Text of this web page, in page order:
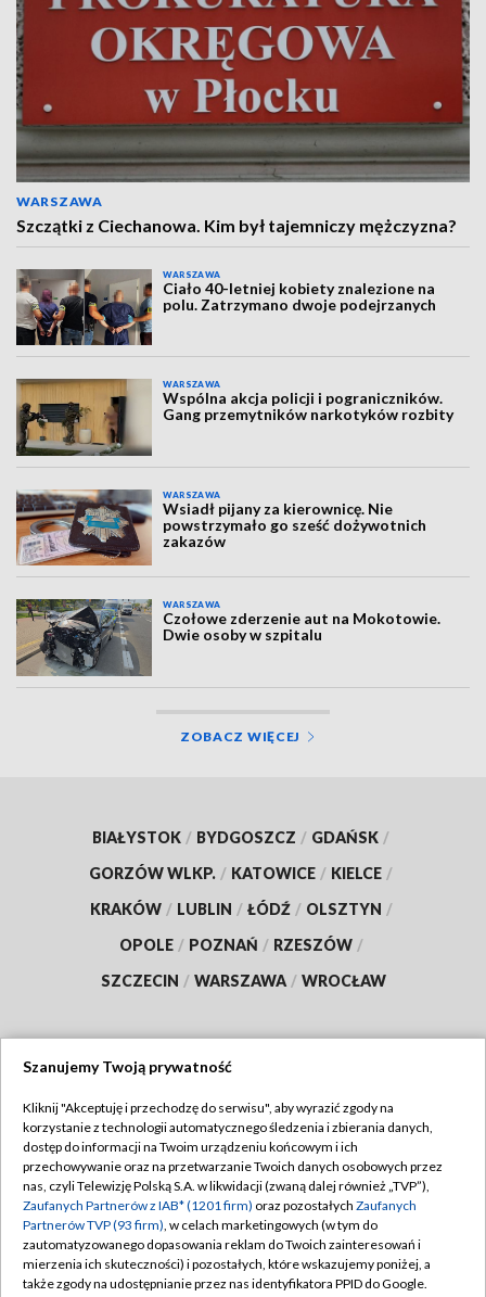
WARSZAWA
Szczątki z Ciechanowa. Kim był tajemniczy mężczyzna?
WARSZAWA
Ciało 40-letniej kobiety znalezione na
polu. Zatrzymano dwoje podejrzanych
WARSZAWA
Wspólna akcja policji i pograniczników.
Gang przemytników narkotyków rozbity
WARSZAWA
Wsiadł pijany za kierownicę. Nie
powstrzymało go sześć dożywotnich
zakazów
WARSZAWA
Czołowe zderzenie aut na Mokotowie.
Dwie osoby w szpitalu
ZOBACZ WIĘCEJ
BIAŁYSTOK / BYDGOSZCZ / GDAŃSK /
GORZÓW WLKP. / KATOWICE / KIELCE /
KRAKÓW / LUBLIN / ŁÓDŹ / OLSZTYN /
OPOLE / POZNAŃ / RZESZÓW /
SZCZECIN / WARSZAWA / WROCŁAW
TVP
Abonament TVP
Emisja w TVP
Centrum informacji TVP
Naziemna Telewizja Cyfrowa
Regulamin TVP
Polityka prywatności
Moje zgody
Pomoc
Szanujemy Twoją prywatność
Kliknij "Akceptuję i przechodzę do serwisu", aby wyrazić zgody na
korzystanie z technologii automatycznego śledzenia i zbierania danych,
dostęp do informacji na Twoim urządzeniu końcowym i ich
przechowywanie oraz na przetwarzanie Twoich danych osobowych przez
nas, czyli Telewizję Polską S.A. w likwidacji (zwaną dalej również „TVP”),
Zaufanych Partnerów z IAB* (1201 firm) oraz pozostałych Zaufanych
Partnerów TVP (93 firm), w celach marketingowych (w tym do
zautomatyzowanego dopasowania reklam do Twoich zainteresowań i
mierzenia ich skuteczności) i pozostałych, które wskazujemy poniżej, a
także zgody na udostępnianie przez nas identyfikatora PPID do Google.